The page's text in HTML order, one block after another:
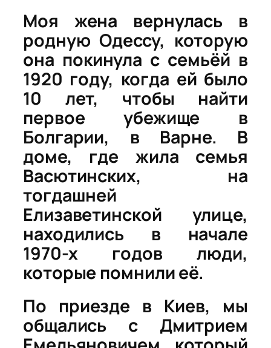
Моя жена вернулась в
родную Одессу, которую
она покинула с семьёй в
1920 году, когда ей было
10 лет, чтобы найти
первое убежище в
Болгарии, в Варне. В
доме, где жила семья
Васютинских, на
тогдашней
Елизаветинской улице,
находились в начале
1970-х годов люди,
которые помнили её.
По приезде в Киев, мы
общались с Дмитрием